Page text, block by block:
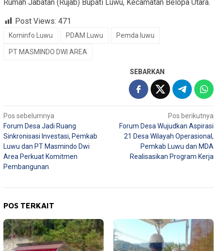
Rumah Jabatan (Rujab) Bupati Luwu, Kecamatan Belopa Utara.
Post Views: 471
Kominfo Luwu PDAM Luwu Pemda luwu
PT MASMINDO DWI AREA
SEBARKAN
Navigasi
pos
Pos sebelumnya
Forum Desa Jadi Ruang
Sinkronisasi Investasi, Pemkab
Luwu dan PT Masmindo Dwi
Area Perkuat Komitmen
Pembangunan
Pos berikutnya
Forum Desa Wujudkan Aspirasi
21 Desa Wilayah Operasional,
Pemkab Luwu dan MDA
Realisasikan Program Kerja
POS TERKAIT